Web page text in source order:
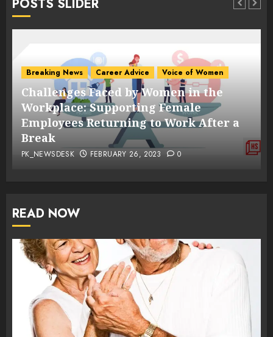
POSTS SLIDER
Breaking News Career Advice Voice of Women
Challenges Faced by Women in the
Workplace: Supporting Female
Employees Returning to Work After a
Break
PK_NEWSDESK FEBRUARY 26, 2023 0
READ NOW